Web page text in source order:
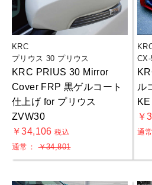
KRC
プリウス 30 プリウス
KRC PRIUS 30 Mirror
Cover FRP 黒ゲルコート
仕上げ for プリウス
ZVW30
￥34,106税込
通常：￥34,801
ル
KE
￥
通